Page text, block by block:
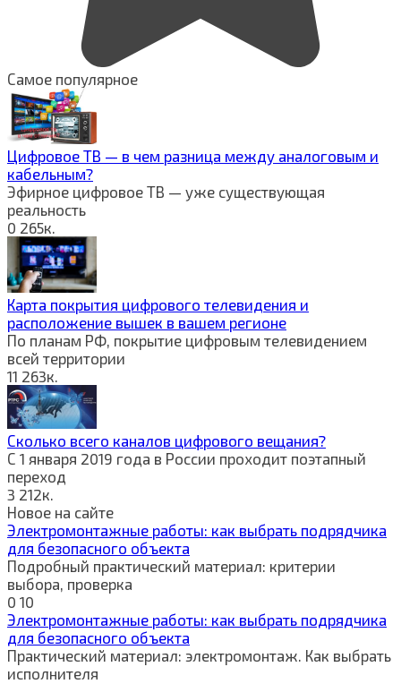
Самое популярное
Цифровое ТВ — в чем разница между аналоговым и
кабельным?
Эфирное цифровое ТВ — уже существующая
реальность
0 265к.
Карта покрытия цифрового телевидения и
расположение вышек в вашем регионе
По планам РФ, покрытие цифровым телевидением
всей территории
11 263к.
Сколько всего каналов цифрового вещания?
С 1 января 2019 года в России проходит поэтапный
переход
3 212к.
Новое на сайте
Электромонтажные работы: как выбрать подрядчика
для безопасного объекта
Подробный практический материал: критерии
выбора, проверка
0 10
Электромонтажные работы: как выбрать подрядчика
для безопасного объекта
Практический материал: электромонтаж. Как выбрать
исполнителя